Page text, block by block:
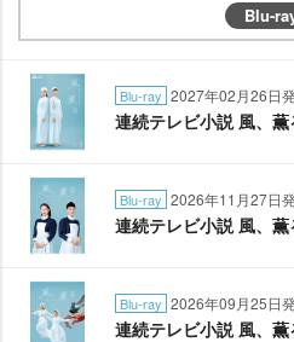
Blu-
Blu-ray 2027年02月26日
連続テレビ小説 風、
Blu-ray 2026年11月27日
連続テレビ小説 風、
Blu-ray 2026年09月25日
連続テレビ小説 風、